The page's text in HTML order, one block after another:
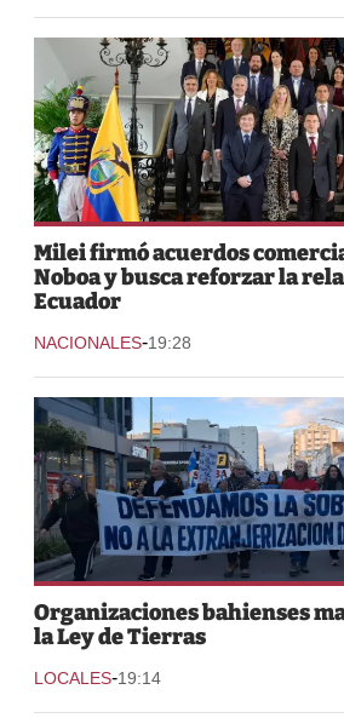
Milei firmó acuerdos
Noboa y busca reforzar la
Ecuador
NACIONALES-19:28
Organizaciones bahienses
la Ley de Tierras
LOCALES-19:14